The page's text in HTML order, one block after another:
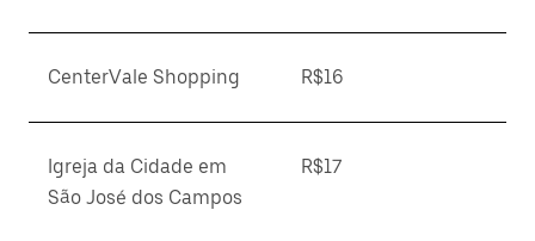
CenterVale Shopping R$16
Igreja da Cidade em
São José dos Campos
R$17